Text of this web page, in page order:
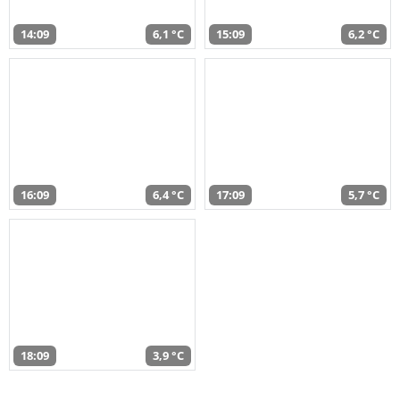
14:09 6,1 °C 15:09 6,2 °C
16:09 6,4 °C 17:09 5,7 °C
18:09 3,9 °C